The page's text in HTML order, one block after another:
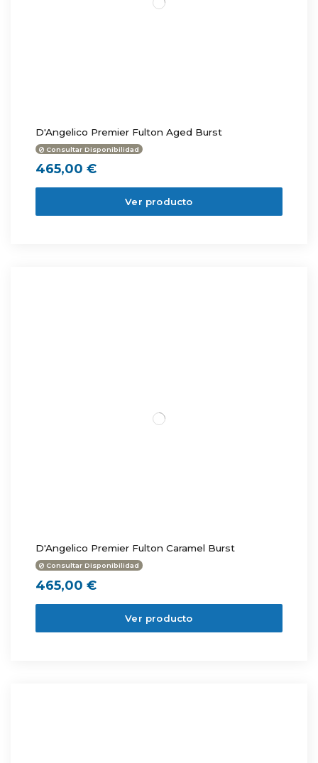
D'Angelico Premier Fulton Aged Burst
Consultar Disponibilidad
465,00 €
Ver producto
D'Angelico Premier Fulton Caramel Burst
Consultar Disponibilidad
465,00 €
Ver producto